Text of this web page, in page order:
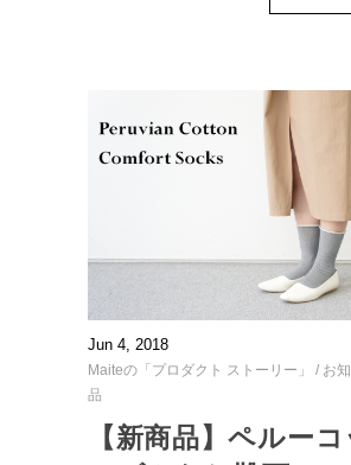
Jun 4, 2018
Maiteの「プロダクト ストーリー」 / お
品
【新商品】ペルー